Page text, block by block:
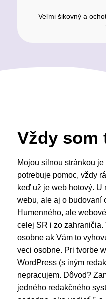
Veľmi šikovný a
Vždy som
Mojou silnou stránkou
potrebuje pomoc, vždy
keď už je web hotový. U
webu, ale aj o budovaní
Humenného, ale
celej SR i zo zahraničia.
osobne ak Vám to
veci osobne. Pri tvorbe
WordPress (s iným
nepracujem. Dôvod?
jedného redakčného